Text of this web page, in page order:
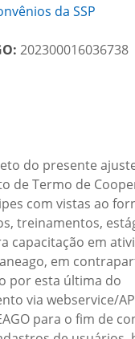
da SSP
202300016036738
do presente
de Termo de
com vistas ao
treinamentos,
capacitação em
em
por esta última do
via webservice/
para o fim de